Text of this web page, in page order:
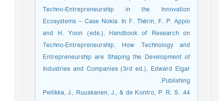
Techno-Entrepreneurship in the Innovation
Ecosystems – Case Nokia. In F. Thérin, F. P. Appio
and H. Yoon (eds.), Handbook of Research on
Techno-Entrepreneurship. How Technology and
Entrepreneurship are Shaping the Development of
Industries and Companies (3rd ed.). Edward Elgar
Publishing.
44. Pellikka, J., Ruuskanen, J., & de Kontro, P. R. S.